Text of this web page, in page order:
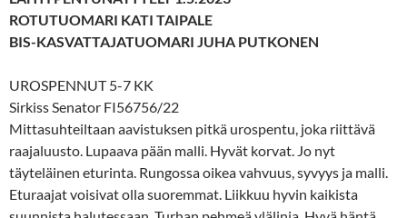
ROTUTUOMARI KATI TAIPALE
BIS-KASVATTAJATUOMARI JUHA PUTKONEN
UROSPENNUT 5-7 KK
Sirkiss Senator FI56756/22
Mittasuhteiltaan aavistuksen pitkä urospentu, joka riittävä
raajaluusto. Lupaava pään malli. Hyvät korvat. Jo nyt
täyteläinen eturinta. Rungossa oikea vahvuus, syvyys ja malli.
Eturaajat voisivat olla suoremmat. Liikkuu hyvin kaikista